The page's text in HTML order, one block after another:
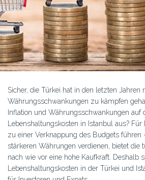
Sicher, die Türkei hat in den letzten Jahren
Währungsschwankungen zu kämpfen
Inflation und Währungsschwankungen auf
Lebenshaltungskosten in Istanbul aus?
zu einer Verknappung des Budgets führen
stärkeren Währungen verdienen, bietet die
nach wie vor eine hohe Kaufkraft. Deshalb
Lebenshaltungskosten in der Türkei und